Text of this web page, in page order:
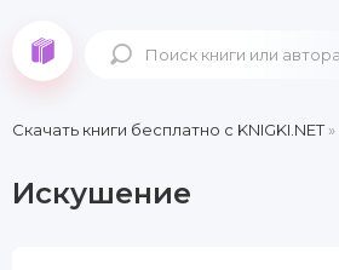
Скачать книги бесплатно c KNIGKI.NET»
Искушение